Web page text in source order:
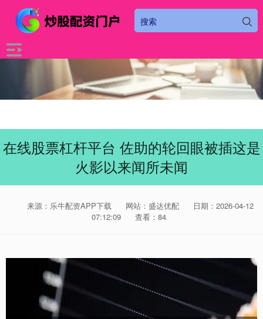
在线股票杠杆平台 佐助的轮回眼被插这是
火影以来闻所未闻
来源：乐牛配资APP下载 网站：盛达优配
日期：2026-04-12
07:12:09
查看：84